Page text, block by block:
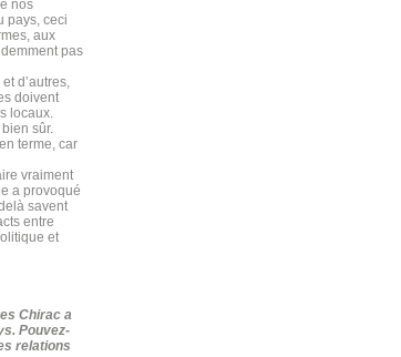
nos
pays, ceci
aux
pas
et d’autres,
doivent
locaux.
sûr.
terme, car
vraiment
a provoqué
savent
entre
et
Chirac a
Pouvez-
relations